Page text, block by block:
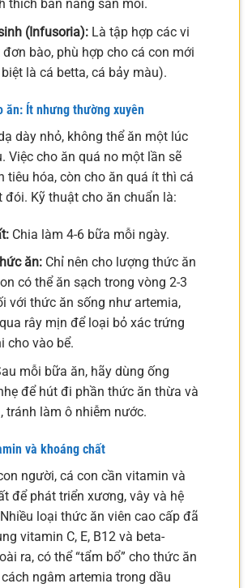
thích bản năng săn mồi.
(Infusoria):Là tập hợp các vi
bào, phù hợp cho cá con mới
là cá betta, cá bảy màu).
ăn: Ít nhưng thường xuyên
dày nhỏ, không thể ăn một lúc
Việc cho ăn quá no một lần sẽ
tiêu hóa, còn cho ăn quá ít thì cá
đói. Kỹ thuật cho ăn chuẩn là:
Chia làm 4-6 bữa mỗi ngày.
ăn:Chỉ nên cho lượng thức ăn
có thể ăn sạch trong vòng 2-3
với thức ăn sống như artemia,
rây mịn để loại bỏ xác trứng
cho vào bể.
mỗi bữa ăn, hãy dùng ống
để hút đi phần thức ăn thừa và
tránh làm ô nhiễm nước.
và khoáng chất
người, cá con cần vitamin và
để phát triển xương, vây và hệ
loại thức ăn viên cao cấp đã
vitamin C, E, B12 và beta-
ra, có thể “tẩm bổ” cho thức ăn
ngâm artemia trong dầu